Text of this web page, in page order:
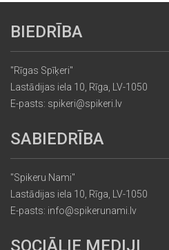
BIEDRĪBA
"Rīgas Spīķeri"
Lastādijas iela 10, Rīga, LV-1050
E-pasts: spikeri@spikeri.lv
SABIEDRĪBA
"Spikeru Nami"
Lastādijas iela 10, Rīga, LV-1050
E-pasts: info@spikerunami.lv
SOCIĀLIE MEDIJI